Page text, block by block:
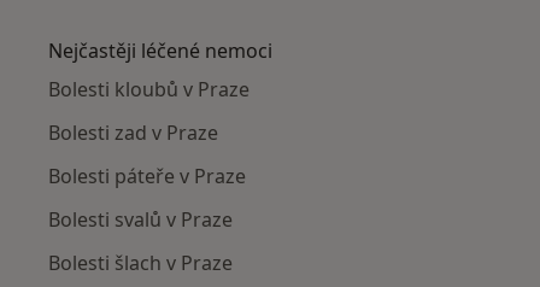
Nejčastěji léčené nemoci
Bolesti kloubů v Praze
Bolesti zad v Praze
Bolesti páteře v Praze
Bolesti svalů v Praze
Bolesti šlach v Praze